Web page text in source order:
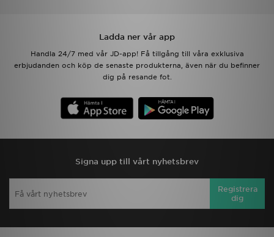
Ladda ner vår app
Handla 24/7 med vår JD-app! Få tillgång till våra exklusiva
erbjudanden och köp de senaste produkterna, även när du befinner
dig på resande fot.
Signa upp till vårt nyhetsbrev
Registrera
dig